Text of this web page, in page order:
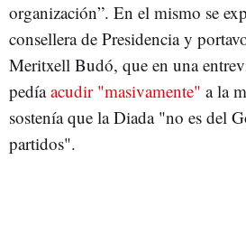
organización”. En el mismo se
consellera de Presidencia y
Meritxell Budó, que en una
pedíaacudir "masivamente" a la
sostenía que la Diada "no es del
partidos".